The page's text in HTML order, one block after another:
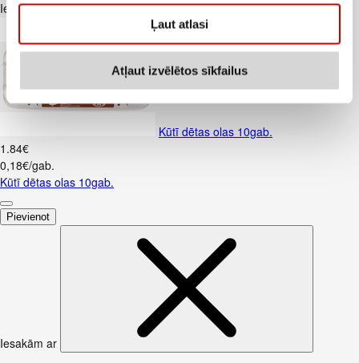
Ļaut atlasi
Atļaut izvēlētos sīkfailus
Iesakām ar
Kūtī dētas olas 10gab.
1 .84€
0,18€/gab.
Kūtī dētas olas 10gab.
Pievienot
Iesakām ar